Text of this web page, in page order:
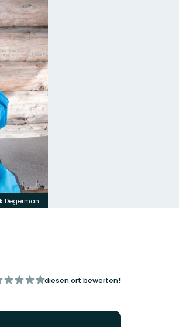
Degerman
diesen ort bewerten!